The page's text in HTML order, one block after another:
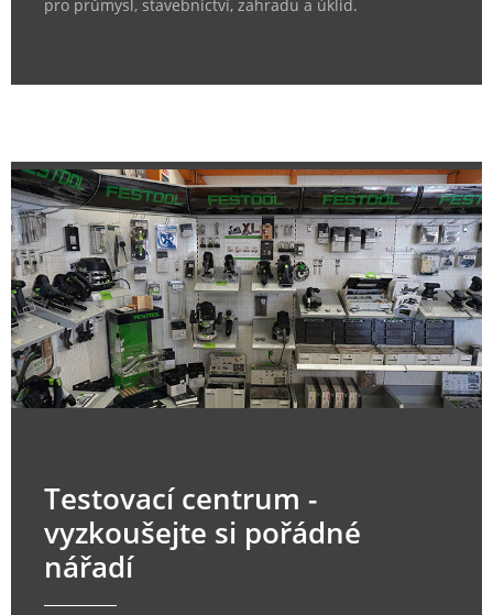
pro průmysl, stavebnictví, zahradu a úklid.
Testovací centrum -
vyzkoušejte si pořádné
nářadí